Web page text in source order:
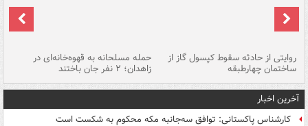
روایتی از حادثه سقوط کپسول گاز از
ساختمان چهارطبقه
حمله مسلحانه به قهوه‌خانه‌ای در
زاهدان؛ ۲ نفر جان باختند
آخرین اخبار
کارشناس پاکستانی: توافق سه‌جانبه مکه محکوم به شکست است